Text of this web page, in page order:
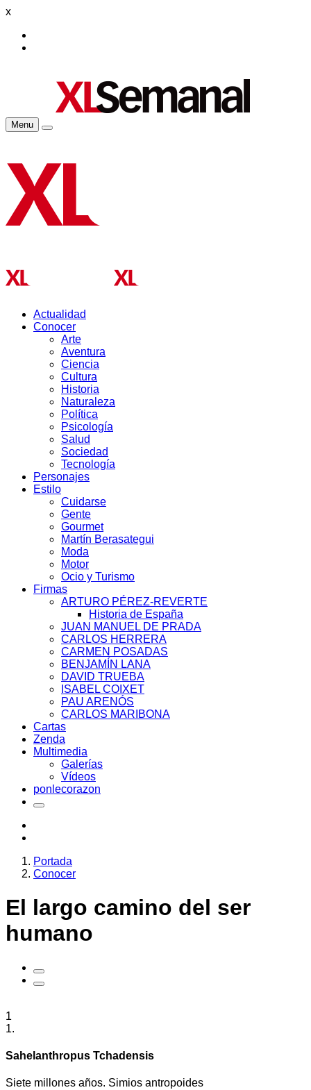
x
Menu
Actualidad
Conocer
Arte
Aventura
Ciencia
Cultura
Historia
Naturaleza
Política
Psicología
Salud
Sociedad
Tecnología
Personajes
Estilo
Cuidarse
Gente
Gourmet
Martín Berasategui
Moda
Motor
Ocio y Turismo
Firmas
ARTURO PÉREZ-REVERTE
Historia de España
JUAN MANUEL DE PRADA
CARLOS HERRERA
CARMEN POSADAS
BENJAMÍN LANA
DAVID TRUEBA
ISABEL COIXET
PAU ARENÓS
CARLOS MARIBONA
Cartas
Zenda
Multimedia
Galerías
Vídeos
ponlecorazon
Portada
Conocer
El largo camino del ser
humano
1
1.
Sahelanthropus Tchadensis
Siete millones años. Simios antropoides